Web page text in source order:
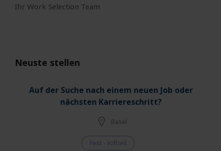
Ihr Work Selection Team
Neuste stellen
Auf der Suche nach einem neuen Job oder
nächsten Karriereschritt?
Basel
Fest - Vollzeit